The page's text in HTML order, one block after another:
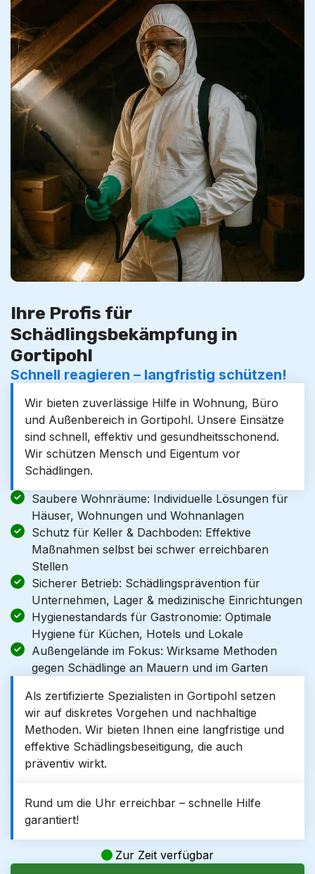
Ihre Profis für
Schädlingsbekämpfung in
Gortipohl
Schnell reagieren – langfristig schützen!
Wir bieten zuverlässige Hilfe in Wohnung, Büro
und Außenbereich in Gortipohl. Unsere Einsätze
sind schnell, effektiv und gesundheitsschonend.
Wir schützen Mensch und Eigentum vor
Schädlingen.
Saubere Wohnräume: Individuelle Lösungen für
Häuser, Wohnungen und Wohnanlagen
Schutz für Keller & Dachboden: Effektive
Maßnahmen selbst bei schwer erreichbaren
Stellen
Sicherer Betrieb: Schädlingsprävention für
Unternehmen, Lager & medizinische Einrichtungen
Hygienestandards für Gastronomie: Optimale
Hygiene für Küchen, Hotels und Lokale
Außengelände im Fokus: Wirksame Methoden
gegen Schädlinge an Mauern und im Garten
Als zertifizierte Spezialisten in Gortipohl setzen
wir auf diskretes Vorgehen und nachhaltige
Methoden. Wir bieten Ihnen eine langfristige und
effektive Schädlingsbeseitigung, die auch
präventiv wirkt.
Rund um die Uhr erreichbar – schnelle Hilfe
garantiert!
Zur Zeit verfügbar